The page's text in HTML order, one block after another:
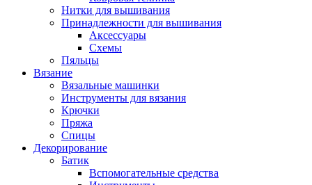
Нитки для вышивания
Принадлежности для вышивания
Аксессуары
Схемы
Пяльцы
Вязание
Вязальные машинки
Инструменты для вязания
Крючки
Пряжа
Спицы
Декорирование
Батик
Вспомогательные средства